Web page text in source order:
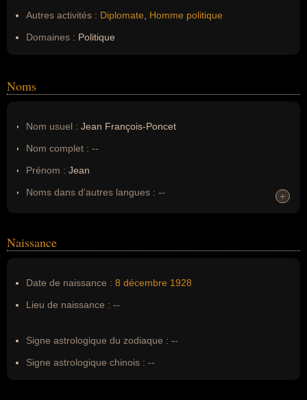
Autres activités : Diplomate
Homme politique
Domaines : Politique
Noms
Nom usuel : Jean François-Poncet
Nom complet : --
Prénom : Jean
Noms dans d'autres langues : --
Nom de famille :François-Poncet
+
+
Naissance
Date de naissance : 8 décembre 1928
Lieu de naissance : --
Signe astrologique du zodiaque : --
Signe astrologique chinois : --